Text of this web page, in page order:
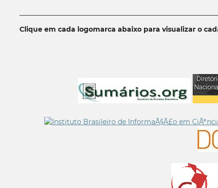
Clique em cada logomarca abaixo para visualizar o